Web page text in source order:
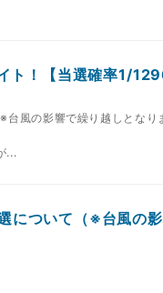
ト！【当選確率1/
風の影響で繰り越しとなり
...
について（※台風の